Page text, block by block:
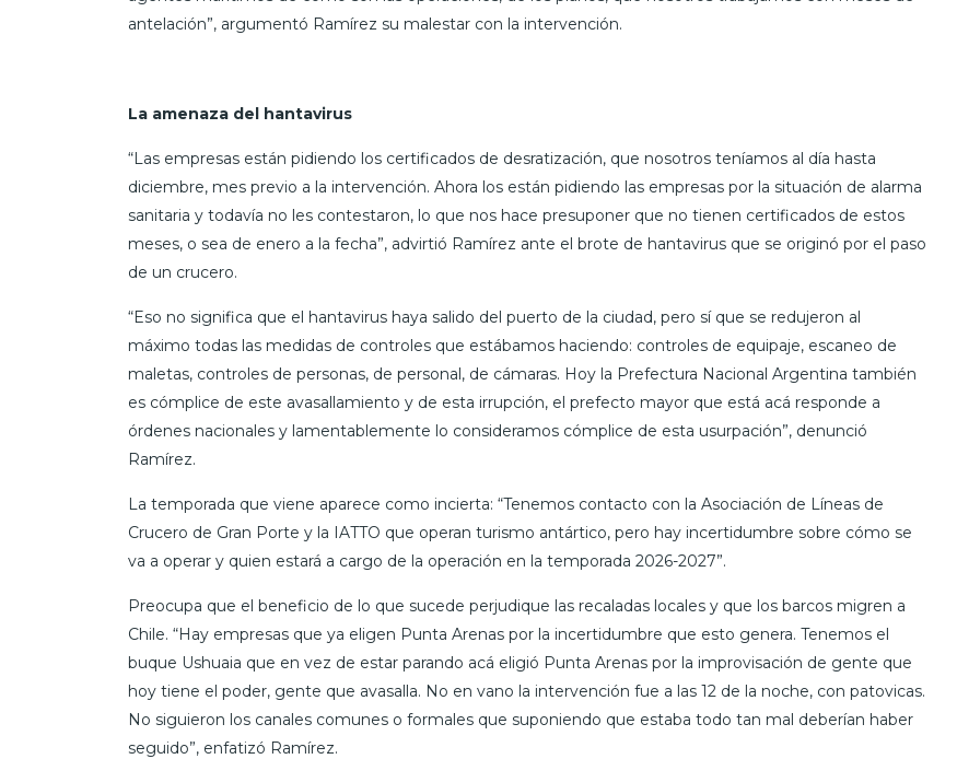
antelación”, argumentó Ramírez su malestar con la intervención.
La amenaza del hantavirus
“Las empresas están pidiendo los certificados de desratización, que nosotros teníamos al día hasta
diciembre, mes previo a la intervención. Ahora los están pidiendo las empresas por la situación de alarma
sanitaria y todavía no les contestaron, lo que nos hace presuponer que no tienen certificados de estos
meses, o sea de enero a la fecha”, advirtió Ramírez ante el brote de hantavirus que se originó por el paso
de un crucero.
“Eso no significa que el hantavirus haya salido del puerto de la ciudad, pero sí que se redujeron al
máximo todas las medidas de controles que estábamos haciendo: controles de equipaje, escaneo de
maletas, controles de personas, de personal, de cámaras. Hoy la Prefectura Nacional Argentina también
es cómplice de este avasallamiento y de esta irrupción, el prefecto mayor que está acá responde a
órdenes nacionales y lamentablemente lo consideramos cómplice de esta usurpación”, denunció
Ramírez.
La temporada que viene aparece como incierta: “Tenemos contacto con la Asociación de Líneas de
Crucero de Gran Porte y la IATTO que operan turismo antártico, pero hay incertidumbre sobre cómo se
va a operar y quien estará a cargo de la operación en la temporada 2026-2027”.
Preocupa que el beneficio de lo que sucede perjudique las recaladas locales y que los barcos migren a
Chile. “Hay empresas que ya eligen Punta Arenas por la incertidumbre que esto genera. Tenemos el
buque Ushuaia que en vez de estar parando acá eligió Punta Arenas por la improvisación de gente que
hoy tiene el poder, gente que avasalla. No en vano la intervención fue a las 12 de la noche, con patovicas.
No siguieron los canales comunes o formales que suponiendo que estaba todo tan mal deberían haber
seguido”, enfatizó Ramírez.